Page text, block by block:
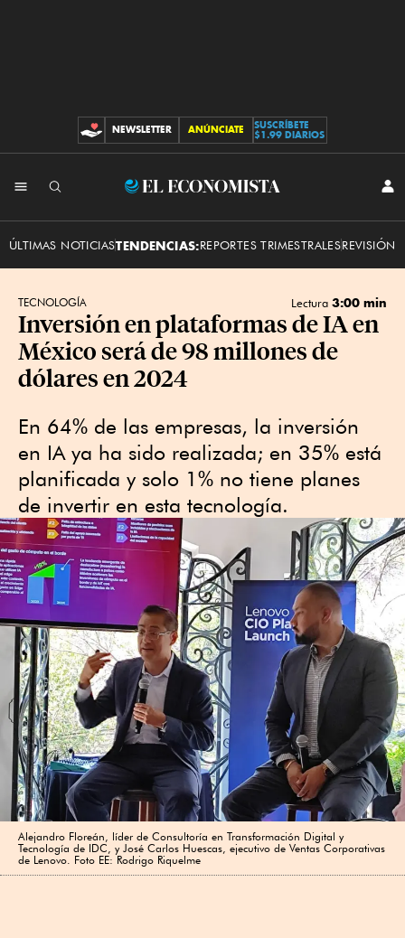
CONTRIBUCIONES
NEWSLETTER ANÚNCIATE
SUSCRÍBETE
$1.99 DIARIOS
El
ÚLTIMAS NOTICIASTENDENCIAS:REPORTES TRIMESTRALESREVISIÓN
TECNOLOGÍA Lectura 3:00 min
Inversión en plataformas de IA en
México será de 98 millones de
dólares en 2024
En 64% de las empresas, la inversión
en IA ya ha sido realizada; en 35% está
planificada y solo 1% no tiene planes
de invertir en esta tecnología.
Alejandro Floreán, líder de Consultoría en Transformación Digital y
Tecnología de IDC, y José Carlos Huescas, ejecutivo de Ventas Corporativas
de Lenovo. Foto EE: Rodrigo Riquelme